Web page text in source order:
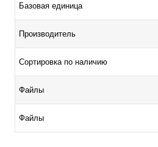
Базовая единица
Производитель
Сортировка по наличию
Файлы
Файлы